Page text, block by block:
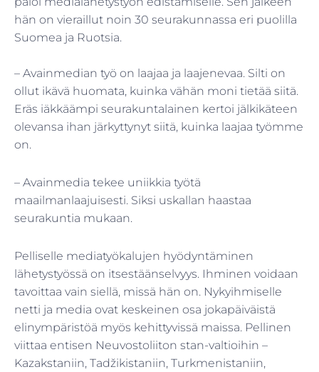
hän on vieraillut noin 30 seurakunnassa eri puolilla
Suomea ja Ruotsia.
– Avainmedian työ on laajaa ja laajenevaa. Silti on
ollut ikävä huomata, kuinka vähän moni tietää siitä.
Eräs iäkkäämpi seurakuntalainen kertoi jälkikäteen
olevansa ihan järkyttynyt siitä, kuinka laajaa työmme
on.
– Avainmedia tekee uniikkia työtä
maailmanlaajuisesti. Siksi uskallan haastaa
seurakuntia mukaan.
Pelliselle mediatyökalujen hyödyntäminen
lähetystyössä on itsestäänselvyys. Ihminen voidaan
tavoittaa vain siellä, missä hän on. Nykyihmiselle
netti ja media ovat keskeinen osa jokapäiväistä
elinympäristöä myös kehittyvissä maissa. Pellinen
viittaa entisen Neuvostoliiton stan-valtioihin –
Kazakstaniin, Tadžikistaniin, Turkmenistaniin,